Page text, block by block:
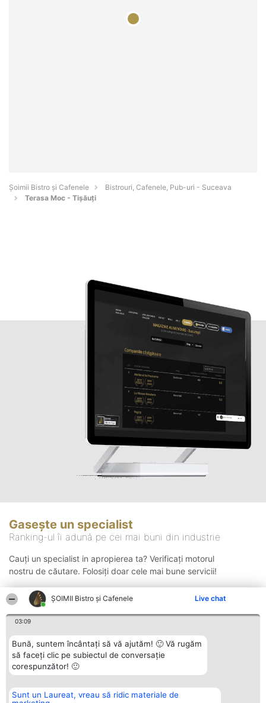
ȘOIMII Bistro și Cafenele Live chat
03:09
Bună, suntem încântați să vă ajutăm! 🙂 Vă rugăm
să faceți clic pe subiectul de conversație
corespunzător! 🙂
Sunt un Laureat, vreau să ridic materiale de
Șoimii Bistro și Cafenele
Bistrouri, Cafenele, Pub-uri - Suceava
Terasa Moc - Tișăuți
Gasește un specialist
Ranking-ul îi adună pe cei mai buni din industrie
Cauți un specialist in apropierea ta? Verificați motorul
nostru de căutare. Folosiți doar cele mai bune servicii!
Organizator Ranking Plebiscyt Contact